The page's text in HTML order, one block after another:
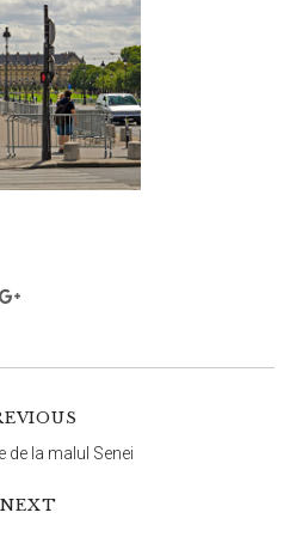
de la malul Senei
NEXT